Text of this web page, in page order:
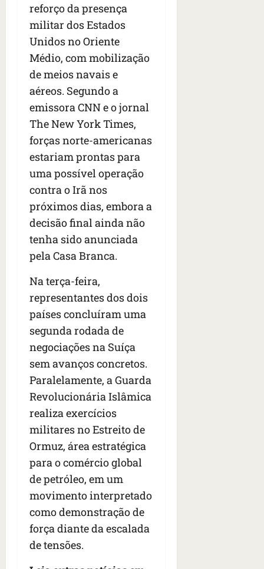
reforço da presença
militar dos Estados
Unidos no Oriente
Médio, com mobilização
de meios navais e
aéreos. Segundo a
emissora CNN e o jornal
The New York Times,
forças norte-americanas
estariam prontas para
uma possível operação
contra o Irã nos
próximos dias, embora a
decisão final ainda não
tenha sido anunciada
pela Casa Branca.
Na terça-feira,
representantes dos dois
países concluíram uma
segunda rodada de
negociações na Suíça
sem avanços concretos.
Paralelamente, a Guarda
Revolucionária Islâmica
realiza exercícios
militares no Estreito de
Ormuz, área estratégica
para o comércio global
de petróleo, em um
movimento interpretado
como demonstração de
força diante da escalada
de tensões.